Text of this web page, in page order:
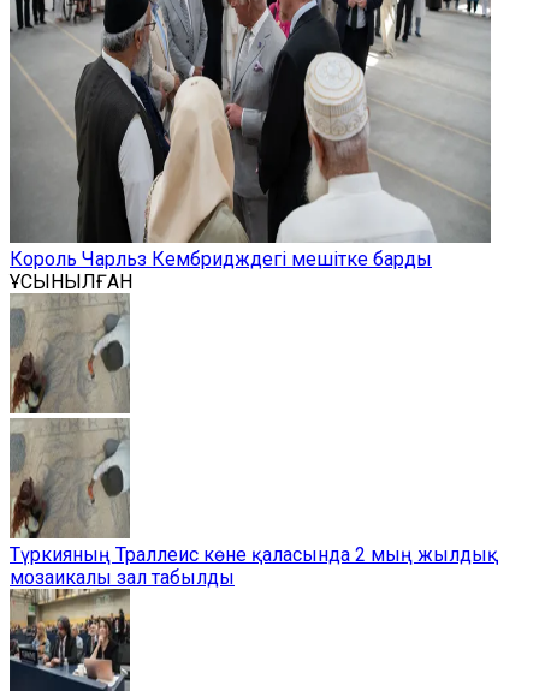
Король Чарльз Кембридждегі мешітке барды
ҰСЫНЫЛҒАН
Түркияның Траллеис көне қаласында 2 мың жылдық
мозаикалы зал табылды